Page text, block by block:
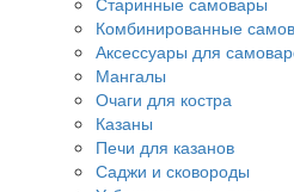
Комбинированные
Аксессуары для
Мангалы
Очаги для костра
Казаны
Печи для казанов
Саджи и сковороды